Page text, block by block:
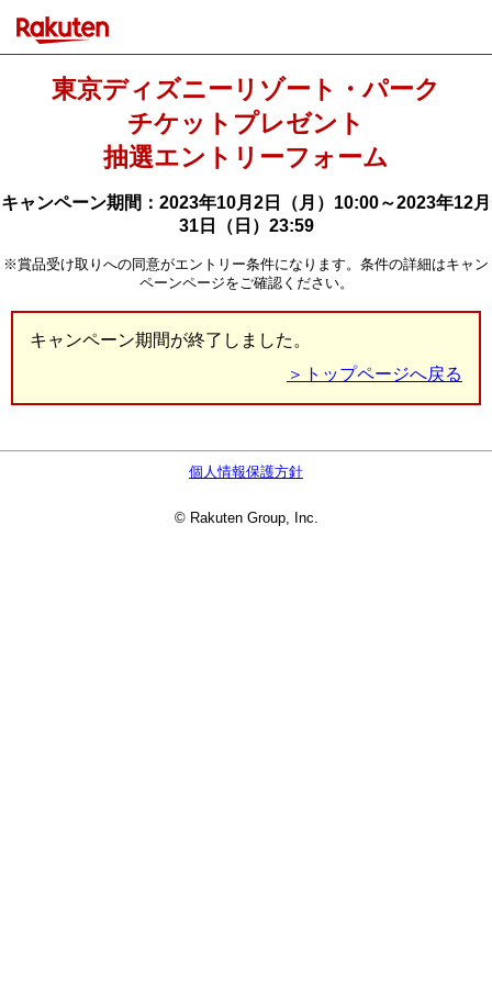
東京ディズニーリゾート・パーク
チケットプレゼント
抽選エントリーフォーム
キャンペーン期間：2023年10月2日（月）10:00～2023年12月
31日（日）23:59
※賞品受け取りへの同意がエントリー条件になります。条件の詳細はキャン
ペーンページをご確認ください。
キャンペーン期間が終了しました。
＞トップページへ戻る
個人情報保護方針
© Rakuten Group, Inc.